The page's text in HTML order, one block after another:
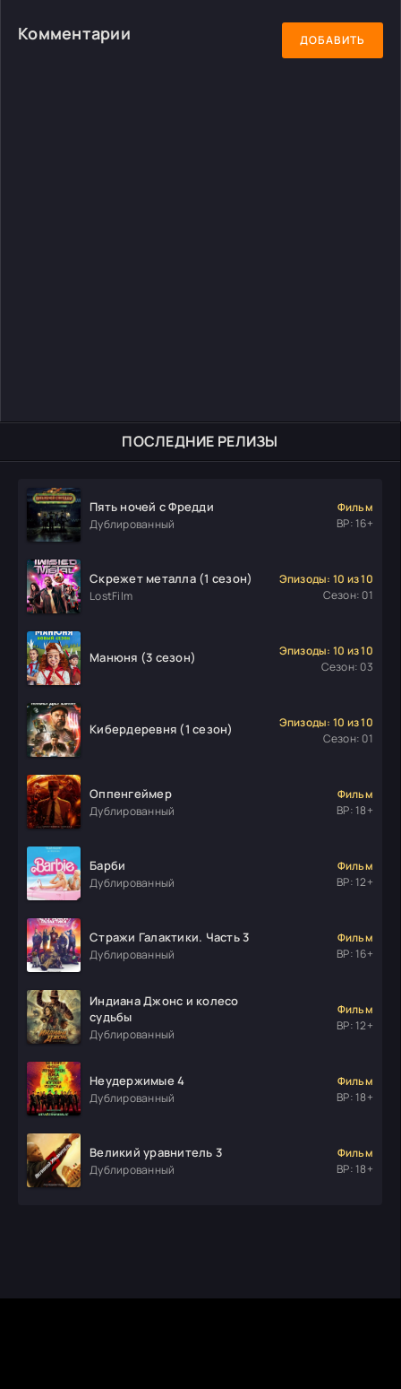
ПОСЛЕДНИЕ РЕЛИЗЫ
Пять ночей с Фредди
Дублированный
Фильм
ВР: 16+
Скрежет металла (1 сезон)
LostFilm
Эпизоды: 10 из 10
Сезон: 01
Манюня (3 сезон)
Эпизоды: 10 из 10
Сезон: 03
Кибердеревня (1 сезон)
Эпизоды: 10 из 10
Сезон: 01
Оппенгеймер
Дублированный
Фильм
ВР: 18+
Барби
Дублированный
Фильм
ВР: 12+
Стражи Галактики. Часть 3
Дублированный
Фильм
ВР: 16+
Индиана Джонс и колесо
судьбы
Дублированный
Фильм
ВР: 12+
Неудержимые 4
Дублированный
Фильм
ВР: 18+
Великий уравнитель 3
Дублированный
Фильм
ВР: 18+
Комментарии ДОБАВИТЬ